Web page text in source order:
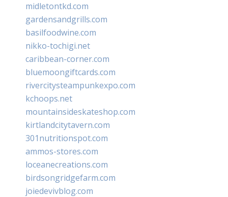
midletontkd.com
gardensandgrills.com
basilfoodwine.com
nikko-tochigi.net
caribbean-corner.com
bluemoongiftcards.com
rivercitysteampunkexpo.com
kchoops.net
mountainsideskateshop.com
kirtlandcitytavern.com
301nutritionspot.com
ammos-stores.com
loceanecreations.com
birdsongridgefarm.com
joiedevivblog.com